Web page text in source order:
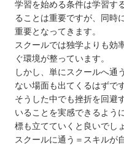
学習を始める条件は学習す
ることは重要ですが、同時
重要となってきます。
スクールでは独学よりも効
ぐ環境が整っています。
しかし、単にスクールへ通
ない場面も出てくるはずです
そうした中でも挫折を回避
いることを実感できるよう
標も立てていくと良いでし
スクールに通う＝スキルが